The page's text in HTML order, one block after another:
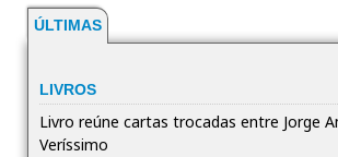
ÚLTIMAS
LIVROS
Livro reúne cartas trocadas entre Jorge
Veríssimo